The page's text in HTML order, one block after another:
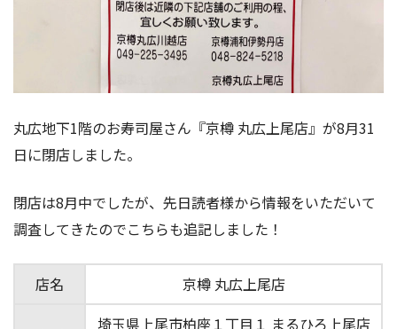
丸広地下1階のお寿司屋さん『京樽 丸広上尾店』が8月31
日に閉店しました。
閉店は8月中でしたが、先日読者様から情報をいただいて
調査してきたのでこちらも追記しました！
店名 京樽 丸広上尾店
埼玉県上尾市柏座１丁目１ まるひろ上尾店